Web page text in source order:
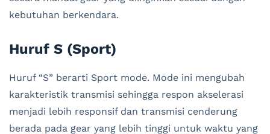
kebutuhan berkendara.
Huruf S (Sport)
Huruf “S” berarti Sport mode. Mode ini mengubah
karakteristik transmisi sehingga respon akselerasi
menjadi lebih responsif dan transmisi cenderung
berada pada gear yang lebih tinggi untuk waktu yang